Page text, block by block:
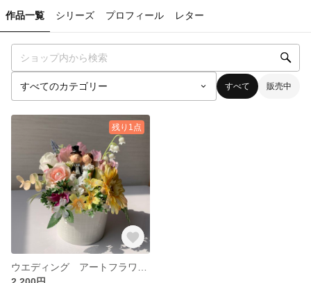
作品一覧 シリーズ プロフィール レター
すべて 販売中
残り1点